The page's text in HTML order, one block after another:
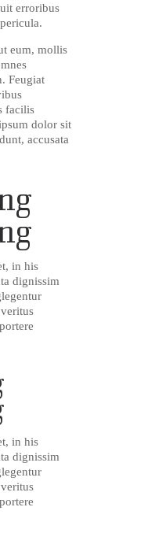
erroribus
eum, mollis
Feugiat
facilis
dolor sit
accusata
in his
dignissim
in his
dignissim